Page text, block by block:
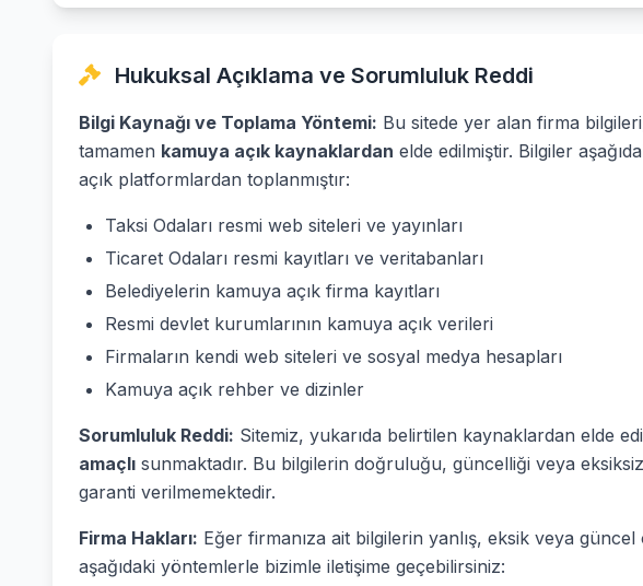
Hukuksal Açıklama ve Sorumluluk Reddi
Bilgi Kaynağı ve Toplama Yöntemi: Bu sitede yer alan firma
tamamen kamuya açık kaynaklardan elde edilmiştir. Bilgiler
açık platformlardan toplanmıştır:
Taksi Odaları resmi web siteleri ve yayınları
Ticaret Odaları resmi kayıtları ve veritabanları
Belediyelerin kamuya açık firma kayıtları
Resmi devlet kurumlarının kamuya açık verileri
Firmaların kendi web siteleri ve sosyal medya hesapları
Kamuya açık rehber ve dizinler
Sorumluluk Reddi: Sitemiz, yukarıda belirtilen kaynaklardan elde
amaçlı sunmaktadır. Bu bilgilerin doğruluğu, güncelliği veya
garanti verilmemektedir.
Firma Hakları: Eğer firmanıza ait bilgilerin yanlış, eksik veya güncel
aşağıdaki yöntemlerle bizimle iletişime geçebilirsiniz: